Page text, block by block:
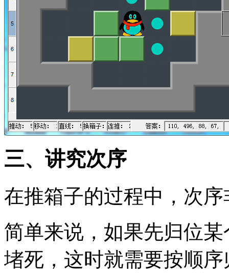
三、讲究次序
在推箱子的过程中，次
简单来说，如果先归位
堵死，这时就需要按顺